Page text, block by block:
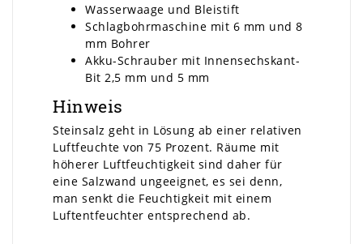
Wasserwaage und Bleistift
Schlagbohrmaschine mit 6 mm und 8
mm Bohrer
Akku-Schrauber mit Innensechskant-
Bit 2,5 mm und 5 mm
Hinweis
Steinsalz geht in Lösung ab einer relativen
Luftfeuchte von 75 Prozent. Räume mit
höherer Luftfeuchtigkeit sind daher für
eine Salzwand ungeeignet, es sei denn,
man senkt die Feuchtigkeit mit einem
Luftentfeuchter entsprechend ab.